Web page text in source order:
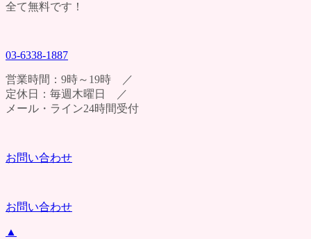
全て無料です！
03-6338-1887
営業時間：9時～19時 ／
定休日：毎週木曜日 ／
メール・ライン24時間受付
お問い合わせ
お問い合わせ
▲